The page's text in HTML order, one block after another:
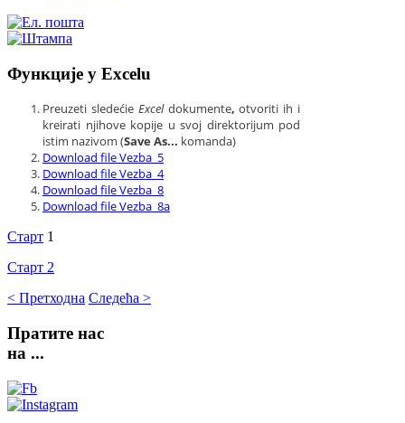
Функције у Excelu
Preuzeti sledećie Excel dokumente,otvoriti ih i
kreirati njihove kopije u svoj direktorijum pod
istim nazivom (Save As... komanda)
Download file Vezba_5
Download file Vezba_4
Download file Vezba_8
Download file Vezba_8a
Старт 1
Старт 2
< Претходна Следећа >
Пратите нас
на ...